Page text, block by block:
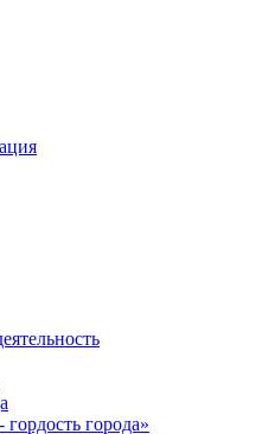
города»